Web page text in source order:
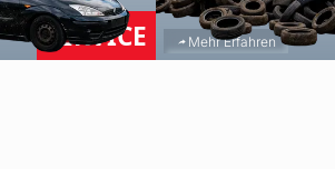
SERVICE Mehr Erfahren